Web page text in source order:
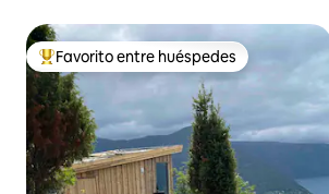
De los mejores en Favorito entre
Favorito entre huéspedes